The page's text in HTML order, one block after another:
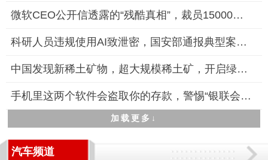
微软CEO公开信透露的“残酷真相”，裁员15000名员工
科研人员违规使用AI致泄密，国安部通报典型案例警示保密风险
中国发现新稀土矿物，超大规模稀土矿，开启绿色能源新时代
手机里这两个软件会盗取你的存款，警惕“银联会议”和“抖音会议
加载更多↓
汽车频道